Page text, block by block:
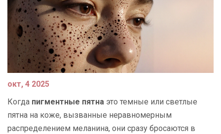
окт, 4 2025
Когда пигментные пятна это темные или светлые
пятна на коже, вызванные неравномерным
распределением меланина, они сразу бросаются в